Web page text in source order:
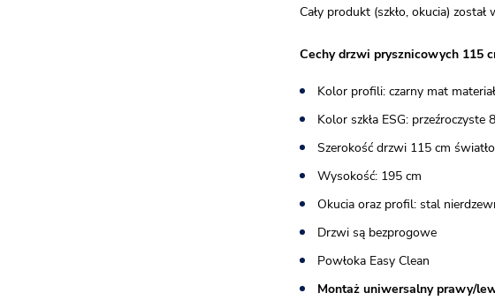
Cały produkt (szkło, okucia)
Cechy drzwi prysznicowych 115
Kolor profili: czarny mat
Kolor szkła ESG:
Szerokość drzwi 115 cm
Wysokość: 195 cm
Okucia oraz profil: stal
Drzwi są bezprogowe
Powłoka Easy Clean
Montaż uniwersalny prawy/